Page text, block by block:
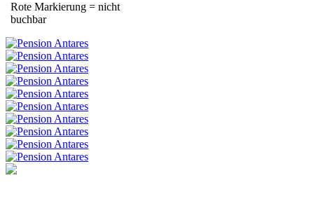
Rote Markierung = nicht
buchbar